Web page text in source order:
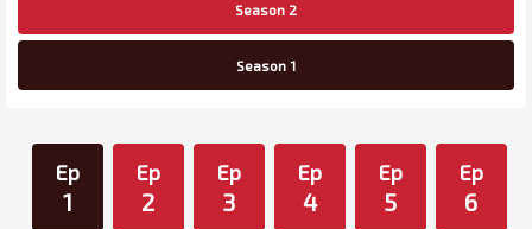
Season 2
Season 1
Ep
1
Ep
2
Ep
3
Ep
4
Ep
5
Ep
6